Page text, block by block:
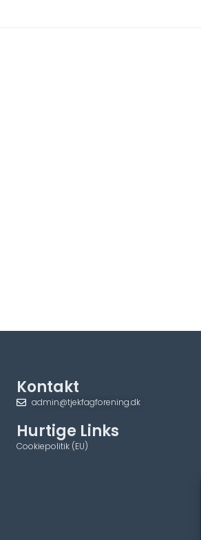
Kontakt
admin@tjekfagforening.dk
Hurtige Links
Cookiepolitik (EU)